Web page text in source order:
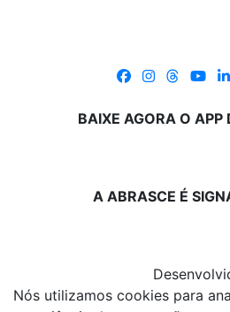
BAIXE AGORA O APP
A ABRASCE É
Nós utilizamos cookies para